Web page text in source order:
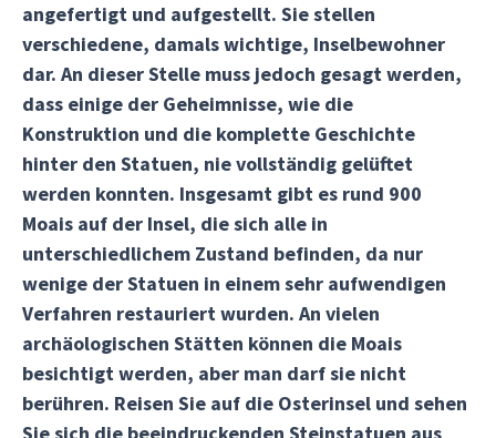
angefertigt und aufgestellt. Sie stellen
verschiedene, damals wichtige, Inselbewohner
dar. An dieser Stelle muss jedoch gesagt werden,
dass einige der Geheimnisse, wie die
Konstruktion und die komplette Geschichte
hinter den Statuen, nie vollständig gelüftet
werden konnten. Insgesamt gibt es rund 900
Moais auf der Insel, die sich alle in
unterschiedlichem Zustand befinden, da nur
wenige der Statuen in einem sehr aufwendigen
Verfahren restauriert wurden. An vielen
archäologischen Stätten können die Moais
besichtigt werden, aber man darf sie nicht
berühren. Reisen Sie auf die Osterinsel und sehen